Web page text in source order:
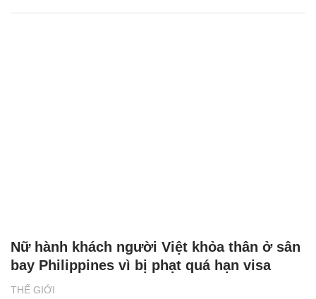
THẾ GIỚI
Nữ hành khách người Việt khỏa thân ở sân
bay Philippines vì bị phạt quá hạn visa